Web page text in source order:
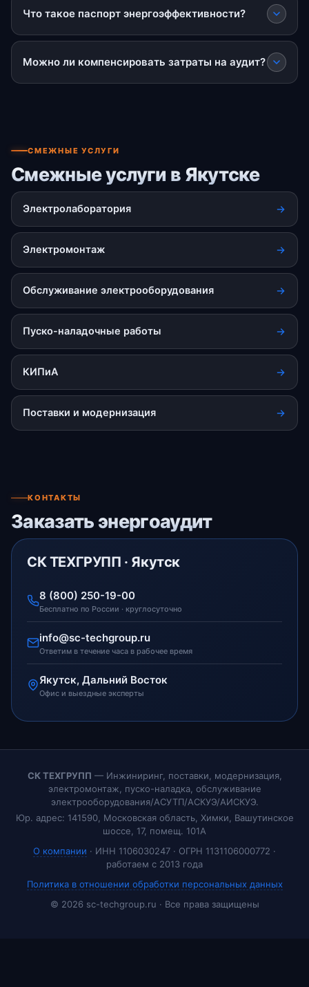
Что такое паспорт энергоэффективности?
Можно ли компенсировать затраты на аудит?
СМЕЖНЫЕ УСЛУГИ
Смежные услуги в Якутске
Электролаборатория
Электромонтаж
Обслуживание электрооборудования
Пуско-наладочные работы
КИПиА
Поставки и модернизация
КОНТАКТЫ
Заказать энергоаудит
СК ТЕХГРУПП · Якутск
8 (800) 250-19-00
Бесплатно по России · круглосуточно
info@sc-techgroup.ru
Ответим в течение часа в рабочее время
Якутск, Дальний Восток
Офис и выездные эксперты
СК ТЕХГРУПП — Инжиниринг, поставки, модернизация,
электромонтаж, пуско-наладка, обслуживание
электрооборудования/АСУТП/АСКУЭ/АИСКУЭ.
Юр. адрес: 141590, Московская область, Химки, Вашутинское
шоссе, 17, помещ. 101А
О компании · ИНН 1106030247 · ОГРН 1131106000772 ·
работаем с 2013 года
Политика в отношении обработки персональных данных
© 2026 sc-techgroup.ru · Все права защищены